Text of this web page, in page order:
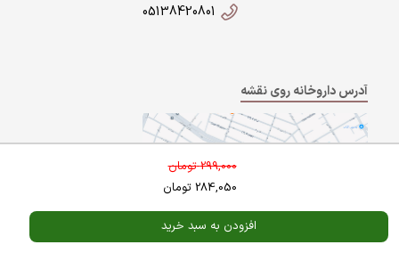
299,000 تومان
284,050 تومان
افزودن به سبد خرید
05138420801
آدرس داروخانه روی نقشه
A Pluss
Powered By